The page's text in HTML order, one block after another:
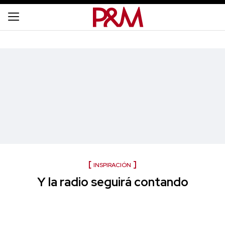
INSPIRACIÓN
Y la radio seguirá contando